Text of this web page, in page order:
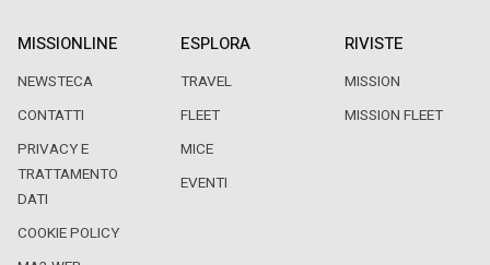
MISSIONLINE
NEWSTECA
CONTATTI
PRIVACY E
TRATTAMENTO
DATI
COOKIE POLICY
ESPLORA
TRAVEL
FLEET
MICE
EVENTI
RIVISTE
MISSION
MISSION FLEET